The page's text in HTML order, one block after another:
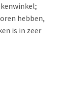
hebben,
is in zeer